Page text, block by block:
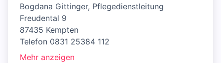
Bogdana Gittinger, Pflegedienstleitung
Freudental 9
87435 Kempten
Telefon 0831 25384 112
Mehr anzeigen